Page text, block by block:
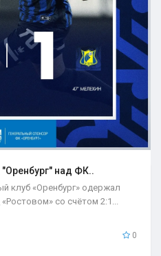
над ФК..
клуб «Оренбург» одержал
со счётом 2:1...
0